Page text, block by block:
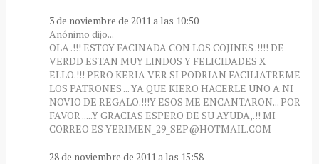
3 de noviembre de 2011 a las 10:50
Anónimo dijo...
OLA .!!! ESTOY FACINADA CON LOS COJINES .!!!! DE
VERDD ESTAN MUY LINDOS Y FELICIDADES X
ELLO.!!! PERO KERIA VER SI PODRIAN FACILIATREME
LOS PATRONES ... YA QUE KIERO HACERLE UNO A NI
NOVIO DE REGALO.!!!Y ESOS ME ENCANTARON... POR
FAVOR .....Y GRACIAS ESPERO DE SU AYUDA,.!! MI
CORREO ES YERIMEN_29_SEP@HOTMAIL.COM
28 de noviembre de 2011 a las 15:58